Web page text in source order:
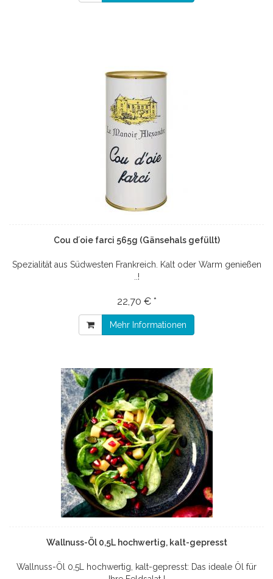
Cou d´oie farci 565g (Gänsehals gefüllt)
Spezialität aus Südwesten Frankreich. Kalt oder Warm genießen
..!
22,70 € *
Mehr Informationen
Wallnuss-Öl 0,5L hochwertig, kalt-gepresst
Wallnuss-Öl 0,5L hochwertig, kalt-gepresst: Das ideale Öl für